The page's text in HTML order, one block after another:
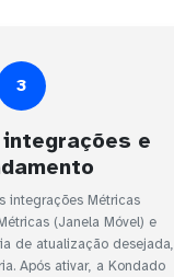
3
e
integrações Métricas
(Janela Móvel) e
de atualização desejada,
Após ativar, a Kondado